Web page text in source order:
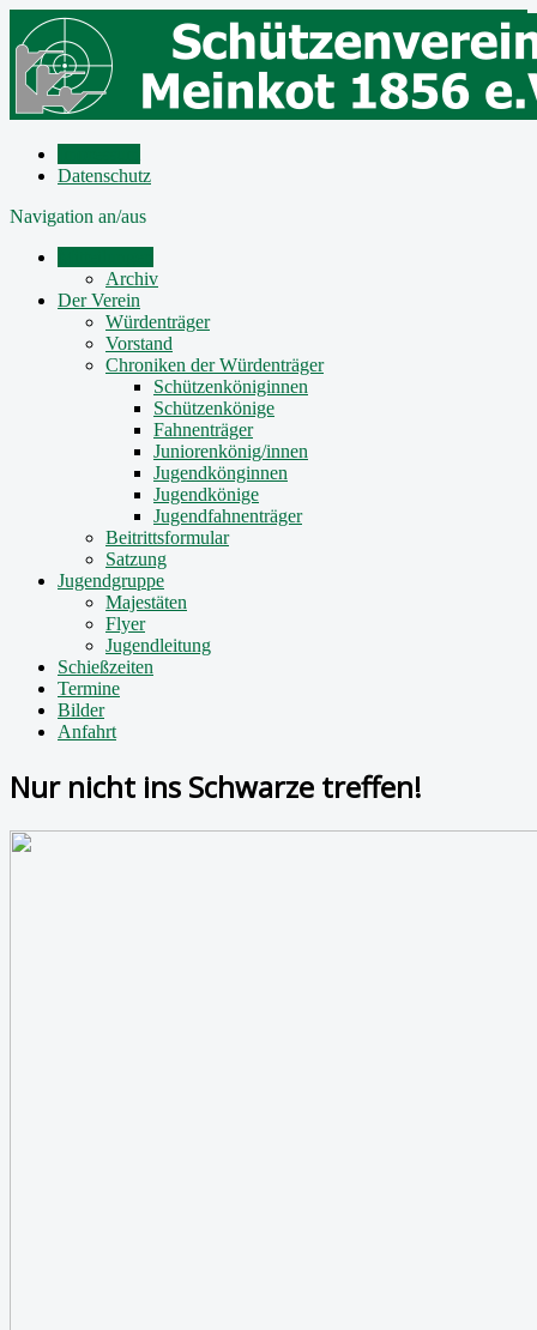
Datenschutz
Navigation an/aus
Archiv
Der Verein
Würdenträger
Vorstand
Chroniken der Würdenträger
Schützenköniginnen
Schützenkönige
Fahnenträger
Juniorenkönig/innen
Jugendkönginnen
Jugendkönige
Jugendfahnenträger
Beitrittsformular
Satzung
Jugendgruppe
Majestäten
Flyer
Jugendleitung
Schießzeiten
Termine
Bilder
Anfahrt
Nur nicht ins Schwarze treffen!